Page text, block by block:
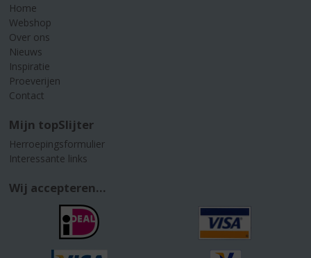
Home
Webshop
Over ons
Nieuws
Inspiratie
Proeverijen
Contact
Mijn topSlijter
Herroepingsformulier
Interessante links
Wij accepteren...